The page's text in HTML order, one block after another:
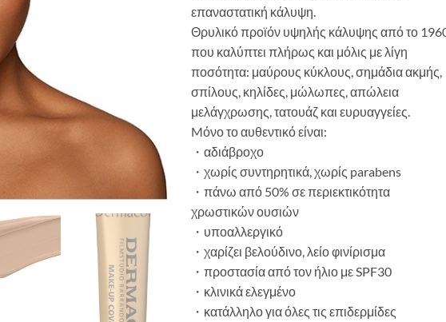
επαναστατική κάλυψη.
Θρυλικό προϊόν υψηλής κάλυψης από το
που καλύπτει πλήρως και μόλις με λίγη
ποσότητα: μαύρους κύκλους, σημάδια ακμής,
σπίλους, κηλίδες, μώλωπες, απώλεια
μελάγχρωσης, τατουάζ και ευρυαγγείες.
Mόνο το αυθεντικό είναι:
・αδιάβροχο
・χωρίς συντηρητικά, χωρίς parabens
・πάνω από 50% σε περιεκτικότητα
χρωστικών ουσιών
・υποαλλεργικό
・χαρίζει βελούδινο, λείο φινίρισμα
・προστασία από τον ήλιο με SPF30
・κλινικά ελεγμένο
・κατάλληλο για όλες τις επιδερμίδες